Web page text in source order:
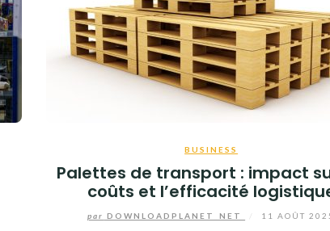
BUSINESS
Palettes de transport : impact
coûts et l’efficacité
par DOWNLOADPLANET_NET 11 AOÛT